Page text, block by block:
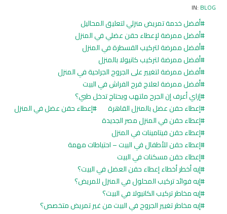
IN: BLOG
أفضل خدمة تمريض منزلي لتعليق المحاليل
أفضل ممرضة لإعطاء حقن عضلي في المنزل
أفضل ممرضة لتركيب القسطرة في المنزل
أفضل ممرضة لتركيب كانيولا بالمنزل
أفضل ممرضة لتغيير على الجروح الجراحية في المنزل
أفضل ممرضة لعلاج قرح الفراش في البيت
إزاي أعرف إن الجرح ملتهب ويحتاج تدخل طبي؟
إعطاء حقن عضل بالمنزل القاهرة
إعطاء حقن عضل في المنزل
إعطاء حقن في المنزل مصر الجديدة
إعطاء حقن فيتامينات في المنزل
إعطاء حقن للأطفال في البيت – احتياطات مهمة
إعطاء حقن مسكنات في البيت
إيه أخطر أخطاء إعطاء حقن العضل في البيت؟
إيه فوائد تركيب المحلول في المنزل للمريض؟
إيه مخاطر تركيب الكانيولا في البيت؟
إيه مخاطر تغيير الجروح في البيت من غير تمريض متخصص؟